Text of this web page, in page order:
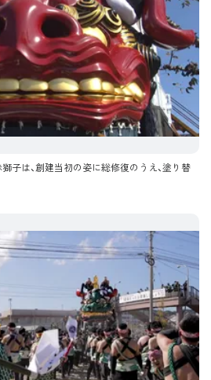
子は、創建当初の姿に総修復のうえ、塗り替